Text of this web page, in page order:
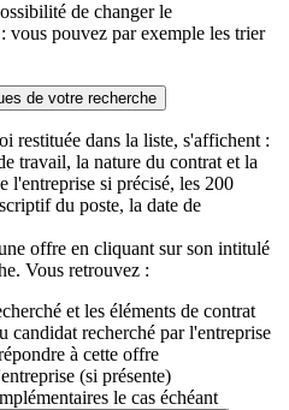
de changer le
vous pouvez par exemple les trier
de votre recherche
restituée dans la liste, s'affichent :
travail, la nature du contrat et la
l'entreprise si précisé, les 200
du poste, la date de
offre en cliquant sur son intitulé
Vous retrouvez :
et les éléments de contrat
candidat recherché par l'entreprise
à cette offre
(si présente)
le cas échéant